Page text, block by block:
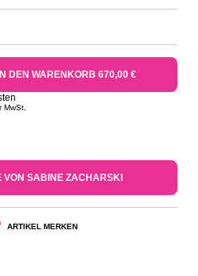
DEN WARENKORB 670,00 €
MwSt.
VON SABINE ZACHARSKI
ARTIKEL MERKEN